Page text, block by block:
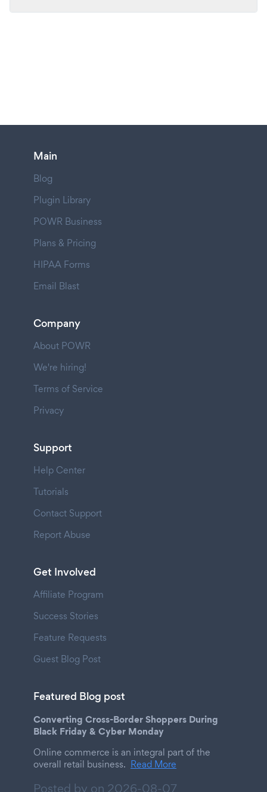
Main
Blog
Plugin Library
POWR Business
Plans & Pricing
HIPAA Forms
Email Blast
Company
About POWR
We're hiring!
Terms of Service
Privacy
Support
Help Center
Tutorials
Contact Support
Report Abuse
Get Involved
Affiliate Program
Success Stories
Feature Requests
Guest Blog Post
Featured Blog post
Converting Cross-Border Shoppers During
Black Friday & Cyber Monday
Online commerce is an integral part of the
overall retail business. Read More
Posted by on 2026-08-07